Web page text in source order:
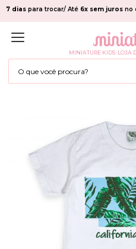
7 dias para trocar/ Até 6x sem juros no
MINIATURE KIDS: LOJA